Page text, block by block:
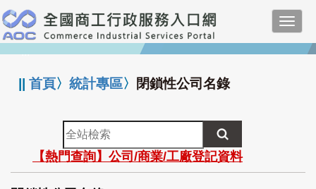
跳
到
主
要
:::
||首頁〉統計專區〉 閉鎖性公司名錄
全
站
檢
索
【熱門查詢】公司/商業/工廠登記資料